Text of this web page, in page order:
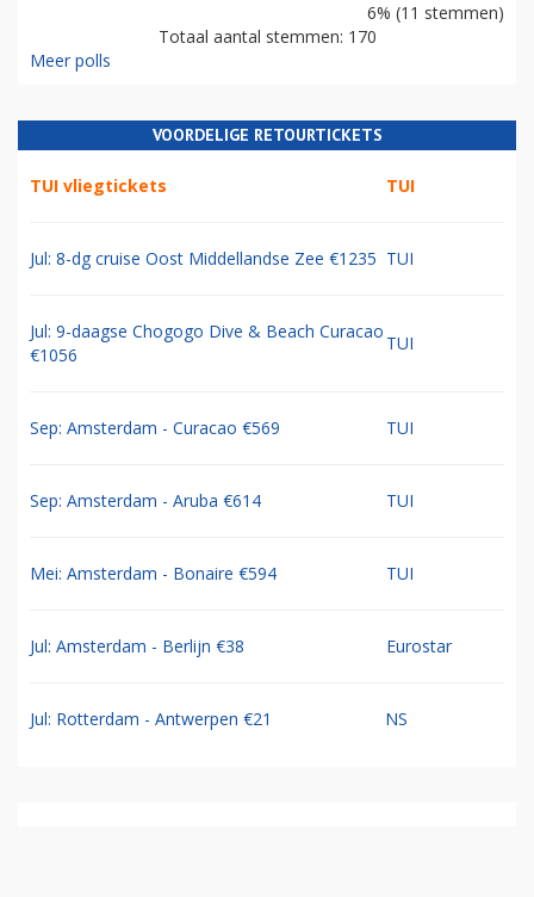
6% (11 stemmen)
Totaal aantal stemmen: 170
Meer polls
VOORDELIGE RETOURTICKETS
TUI vliegtickets TUI
Jul: 8-dg cruise Oost Middellandse Zee €1235 TUI
Jul: 9-daagse Chogogo Dive & Beach Curacao
€1056
TUI
Sep: Amsterdam - Curacao €569 TUI
Sep: Amsterdam - Aruba €614 TUI
Mei: Amsterdam - Bonaire €594 TUI
Jul: Amsterdam - Berlijn €38 Eurostar
Jul: Rotterdam - Antwerpen €21 NS